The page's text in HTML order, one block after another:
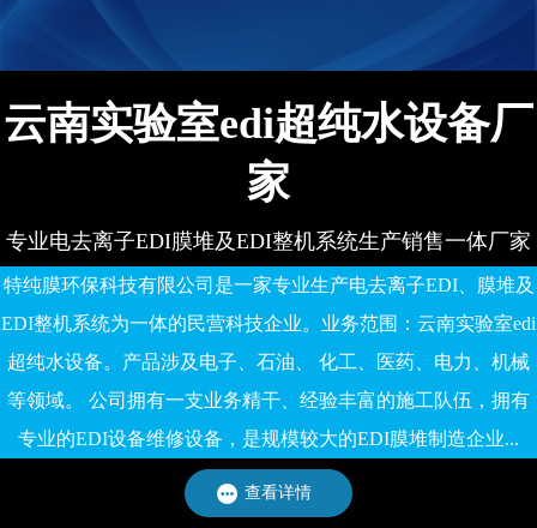
备有限公司
云南实验室edi超纯水设备厂
家
专业电去离子EDI膜堆及EDI整机系统生产销售一体厂家
特纯膜环保科技有限公司是一家专业生产电去离子EDI、膜堆及
EDI整机系统为一体的民营科技企业。业务范围：云南实验室edi
超纯水设备。产品涉及电子、石油、 化工、医药、电力、机械
等领域。 公司拥有一支业务精干、经验丰富的施工队伍，拥有
专业的EDI设备维修设备，是规模较大的EDI膜堆制造企业...
查看详情